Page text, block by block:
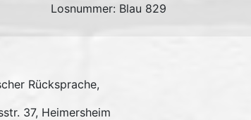
Losnummer: Blau 829
Rücksprache,
37, Heimersheim